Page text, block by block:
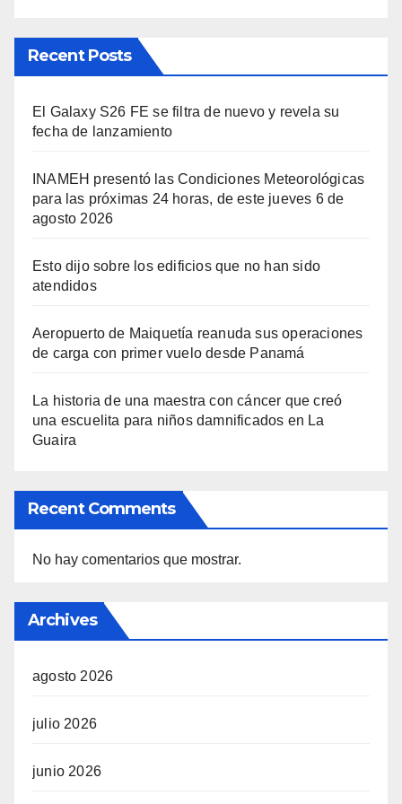
Recent Posts
El Galaxy S26 FE se filtra de nuevo y revela su
fecha de lanzamiento
INAMEH presentó las Condiciones Meteorológicas
para las próximas 24 horas, de este jueves 6 de
agosto 2026
Esto dijo sobre los edificios que no han sido
atendidos
Aeropuerto de Maiquetía reanuda sus operaciones
de carga con primer vuelo desde Panamá
La historia de una maestra con cáncer que creó
una escuelita para niños damnificados en La
Guaira
Recent Comments
No hay comentarios que mostrar.
Archives
agosto 2026
julio 2026
junio 2026